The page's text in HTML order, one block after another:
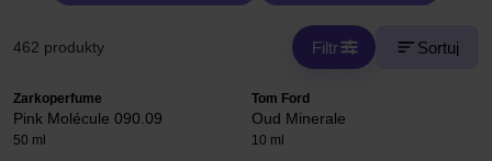
462 produkty Filtr Sortuj
Zarkoperfume
Pink Molécule 090.09
50 ml
Tom Ford
Oud Minerale
10 ml